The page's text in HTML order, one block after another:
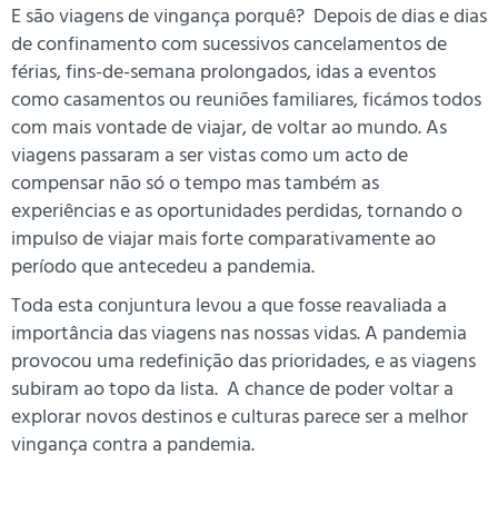
E são viagens de vingança porquê? Depois de dias e dias
de confinamento com sucessivos cancelamentos de
férias, fins-de-semana prolongados, idas a eventos
como casamentos ou reuniões familiares, ficámos todos
com mais vontade de viajar, de voltar ao mundo. As
viagens passaram a ser vistas como um acto de
compensar não só o tempo mas também as
experiências e as oportunidades perdidas, tornando o
impulso de viajar mais forte comparativamente ao
período que antecedeu a pandemia.
Toda esta conjuntura levou a que fosse reavaliada a
importância das viagens nas nossas vidas. A pandemia
provocou uma redefinição das prioridades, e as viagens
subiram ao topo da lista. A chance de poder voltar a
explorar novos destinos e culturas parece ser a melhor
vingança contra a pandemia.